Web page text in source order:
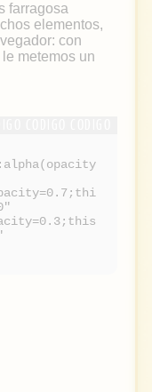
farragosa
elementos,
con
metemos un